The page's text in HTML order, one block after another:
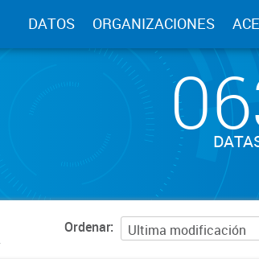
DATOS ORGANIZACIONES
Ordenar